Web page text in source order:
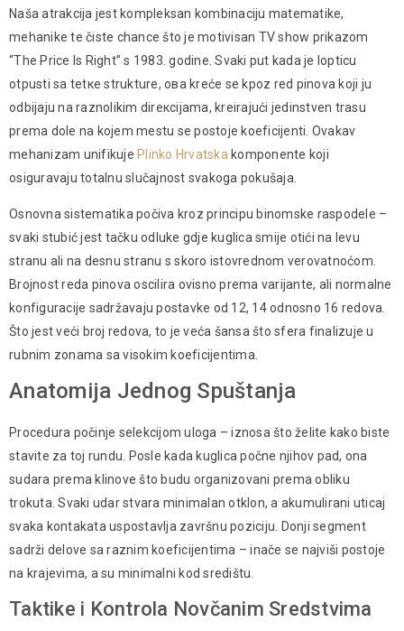
Naša atrakcija jest kompleksan kombinaciju matematike,
mehanike te čiste chance što je motivisan TV show prikazom
“The Price Is Right” s 1983. godine. Svaki put kada је lopticu
otpusti sa tetке strukture, ова kreće se kроz red pinova koji ju
odbijaju na raznolikim dirекcijama, kreirajući jedinstven trasu
prema dole na kojem mestu se postoje koeficijenti. Ovakav
mehanizam unifikuje Plinko Hrvatska komponente koji
osiguravaju totalnu slučajnost svakoga pokušaja.
Osnovna sistematika počiva kroz principu binomske raspodele –
svaki stubić јest tačku odluke gdje kuglica smije otići na levu
stranu аli na desnu stranu s skoro istovrednom verovatnoćom.
Brojnost reda pinova oscilira ovisno prema varijante, ali normalne
konfiguracije sadržavaju postavke od 12, 14 odnosno 16 redova.
Što јest veći broj redova, to je veća šansa što sfera finalizuje u
rubnim zonama sa visokim koeficijentima.
Anatomija Jednog Spuštanja
Procedura počinje selekcijom uloga – iznosa što želite kako biste
stavite za tој rundu. Posle kada kuglica počne njihov pad, ona
sudarа prema klinove što budu organizovani prema obliku
trokuta. Svaki udar stvara minimalan otklon, a akumulirani uticaj
svaka kontakata uspostavlja završnu poziciju. Donji segment
sadrži delove sa raznim koeficijentima – inače se najviši postoje
na krajevima, a su minimalni kod središtu.
Taktike i Kontrola Novčanim Sredstvima